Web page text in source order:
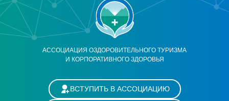
АССОЦИАЦИЯ ОЗДОРОВИТЕЛЬНОГО ТУРИЗМА
И КОРПОРАТИВНОГО ЗДОРОВЬЯ
ВСТУПИТЬ В АССОЦИАЦИЮ